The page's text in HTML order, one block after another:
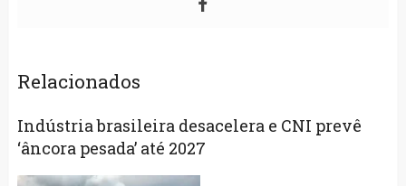
Relacionados
Indústria brasileira desacelera e CNI prevê
‘âncora pesada’ até 2027